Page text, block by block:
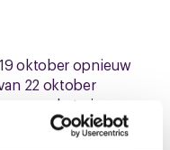
oktober opnieuw
22 oktober
een het nieuwe
uitgebreid
inzet, daar werd